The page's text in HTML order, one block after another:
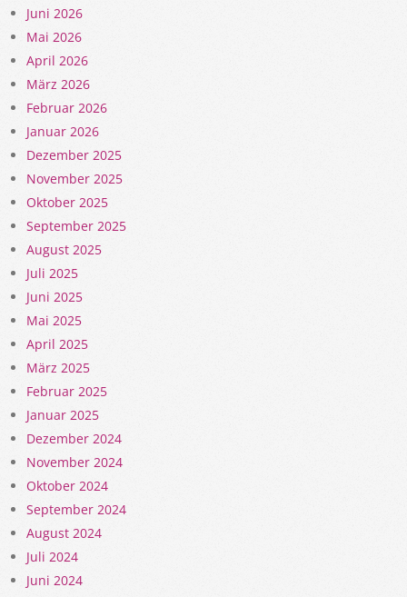
Juni 2026
Mai 2026
April 2026
März 2026
Februar 2026
Januar 2026
Dezember 2025
November 2025
Oktober 2025
September 2025
August 2025
Juli 2025
Juni 2025
Mai 2025
April 2025
März 2025
Februar 2025
Januar 2025
Dezember 2024
November 2024
Oktober 2024
September 2024
August 2024
Juli 2024
Juni 2024